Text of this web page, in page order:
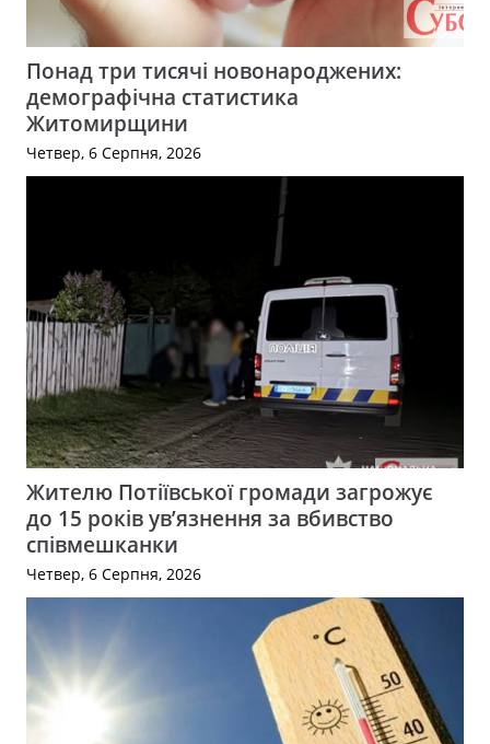
Понад три тисячі новонароджених:
демографічна статистика
Житомирщини
Четвер, 6 Серпня, 2026
Жителю Потіївської громади загрожує
до 15 років ув’язнення за вбивство
співмешканки
Четвер, 6 Серпня, 2026